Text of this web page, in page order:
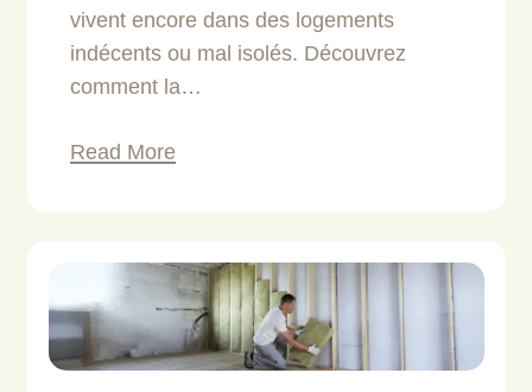
vivent encore dans des logements
indécents ou mal isolés. Découvrez
comment la…
Read More